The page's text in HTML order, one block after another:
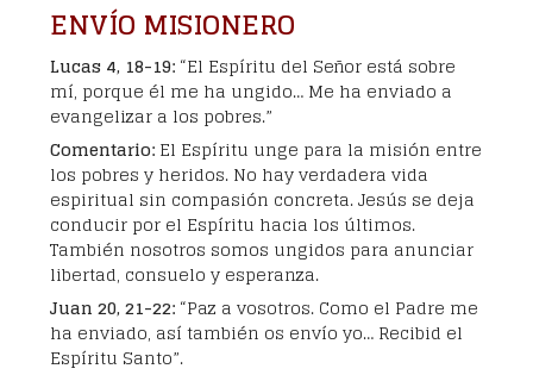
ENVÍO MISIONERO
Lucas 4, 18-19: “El Espíritu del Señor está sobre
mí, porque él me ha ungido… Me ha enviado a
evangelizar a los pobres.”
Comentario: El Espíritu unge para la misión entre
los pobres y heridos. No hay verdadera vida
espiritual sin compasión concreta. Jesús se deja
conducir por el Espíritu hacia los últimos.
También nosotros somos ungidos para anunciar
libertad, consuelo y esperanza.
Juan 20, 21-22: “Paz a vosotros. Como el Padre me
ha enviado, así también os envío yo… Recibid el
Espíritu Santo”.